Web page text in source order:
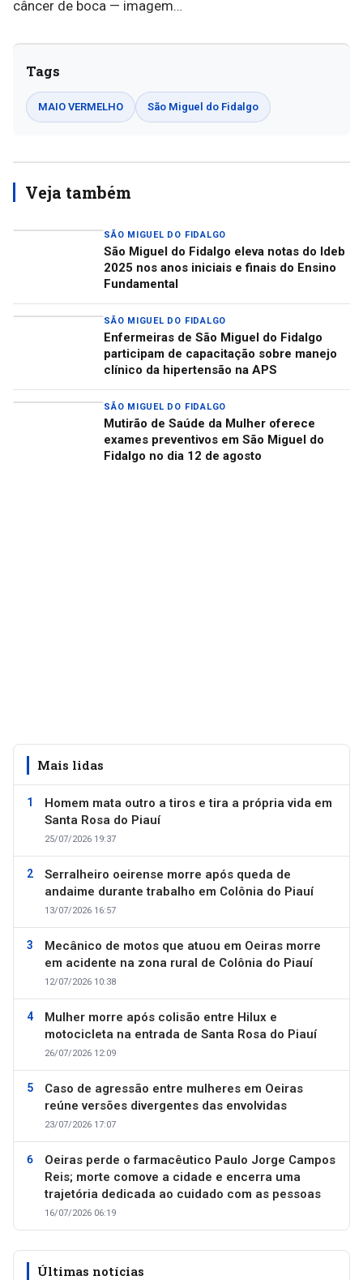
Tags
MAIO VERMELHO São Miguel do Fidalgo
Veja também
SÃO MIGUEL DO FIDALGO
São Miguel do Fidalgo eleva notas do Ideb
2025 nos anos iniciais e finais do Ensino
Fundamental
SÃO MIGUEL DO FIDALGO
Enfermeiras de São Miguel do Fidalgo
participam de capacitação sobre manejo
clínico da hipertensão na APS
SÃO MIGUEL DO FIDALGO
Mutirão de Saúde da Mulher oferece
exames preventivos em São Miguel do
Fidalgo no dia 12 de agosto
Mais lidas
Homem mata outro a tiros e tira a própria vida em
Santa Rosa do Piauí
25/07/2026 19:37
Serralheiro oeirense morre após queda de
andaime durante trabalho em Colônia do Piauí
13/07/2026 16:57
Mecânico de motos que atuou em Oeiras morre
em acidente na zona rural de Colônia do Piauí
12/07/2026 10:38
Mulher morre após colisão entre Hilux e
motocicleta na entrada de Santa Rosa do Piauí
26/07/2026 12:09
Caso de agressão entre mulheres em Oeiras
reúne versões divergentes das envolvidas
23/07/2026 17:07
Oeiras perde o farmacêutico Paulo Jorge Campos
Reis; morte comove a cidade e encerra uma
trajetória dedicada ao cuidado com as pessoas
16/07/2026 06:19
Últimas notícias